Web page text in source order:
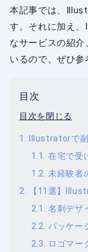
本記事では、
す。それに加え
なサービスの紹
いるので、ぜひ参
目次
目次を閉じる
Illustratorで
在宅で受
未経験者
【11選】
名刺デザ
パッケー
ロゴマー